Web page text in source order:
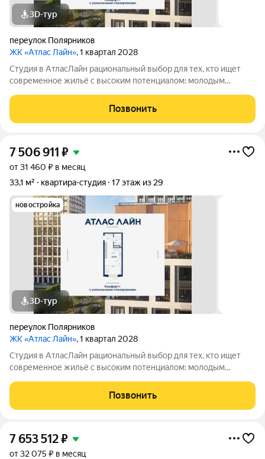
3D-тур
переулок Полярников
ЖК «Атлас Лайн», 1 квартал 2028
Студия в АтласЛайн рациональный выбор для тех, кто ищет
современное жильё с высоким потенциалом: молодым
планировка позволяет эффективно организовать
пространство и использовать для дохода от
Позвонить
7 506 911 ₽
от 31 460 ₽ в месяц
33,1 м²
квартира-студия 17 этаж из 29
новостройка
3D-тур
переулок Полярников
ЖК «Атлас Лайн», 1 квартал 2028
Студия в АтласЛайн рациональный выбор для тех, кто ищет
современное жильё с высоким потенциалом: молодым
планировка позволяет эффективно организовать
пространство и использовать для дохода от
Позвонить
7 653 512₽
от 32 075 ₽ в месяц